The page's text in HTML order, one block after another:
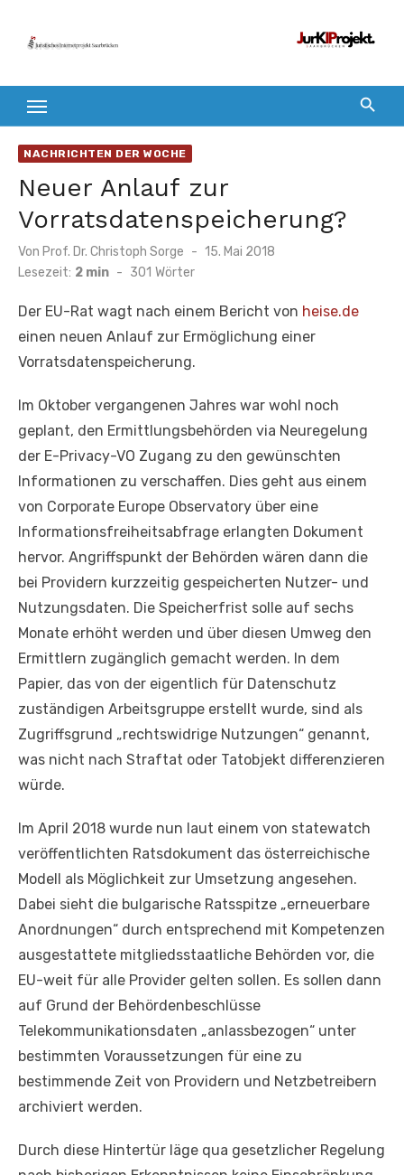
Inhalt
NACHRICHTEN DER WOCHE
Neuer Anlauf zur
Vorratsdatenspeicherung?
Von Prof. Dr. Christoph Sorge
Veröffentlicht
15. Mai 2018
Lesezeit: 2 min - 301 Wörter
Der EU-Rat wagt nach einem Bericht von heise.de
einen neuen Anlauf zur Ermöglichung einer
Vorratsdatenspeicherung.
Im Oktober vergangenen Jahres war wohl noch
geplant, den Ermittlungsbehörden via Neuregelung
der E-Privacy-VO Zugang zu den gewünschten
Informationen zu verschaffen. Dies geht aus einem
von Corporate Europe Observatory über eine
Informationsfreiheitsabfrage erlangten Dokument
hervor. Angriffspunkt der Behörden wären dann die
bei Providern kurzzeitig gespeicherten Nutzer- und
Nutzungsdaten. Die Speicherfrist solle auf sechs
Monate erhöht werden und über diesen Umweg den
Ermittlern zugänglich gemacht werden. In dem
Papier, das von der eigentlich für Datenschutz
zuständigen Arbeitsgruppe erstellt wurde, sind als
Zugriffsgrund „rechtswidrige Nutzungen“ genannt,
was nicht nach Straftat oder Tatobjekt differenzieren
würde.
Im April 2018 wurde nun laut einem von statewatch
veröffentlichten Ratsdokument das österreichische
Modell als Möglichkeit zur Umsetzung angesehen.
Dabei sieht die bulgarische Ratsspitze „erneuerbare
Anordnungen“ durch entsprechend mit Kompetenzen
ausgestattete mitgliedsstaatliche Behörden vor, die
EU-weit für alle Provider gelten sollen. Es sollen dann
auf Grund der Behördenbeschlüsse
Telekommunikationsdaten „anlassbezogen“ unter
bestimmten Voraussetzungen für eine zu
bestimmende Zeit von Providern und Netzbetreibern
archiviert werden.
Durch diese Hintertür läge qua gesetzlicher Regelung